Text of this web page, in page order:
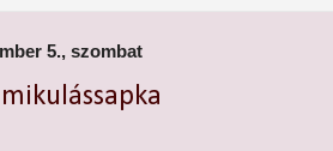
5., szombat